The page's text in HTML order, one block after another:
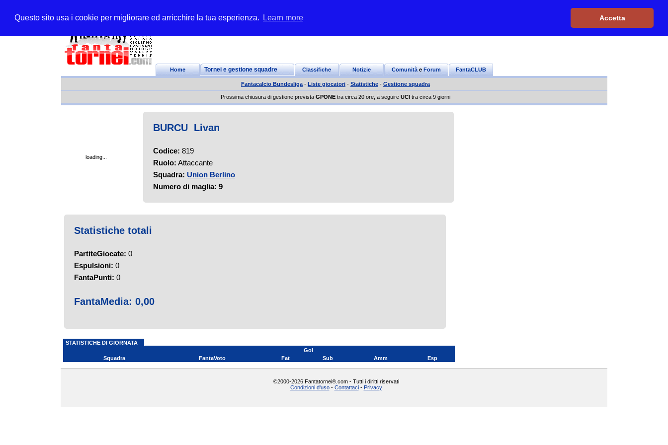
Questo sito usa i cookie per migliorare ed arricchire la tua esperienza. Learn more Accetta
Contattaci|Login|
Home Tornei e gestione squadre Classifiche Notizie Comunitàe Forum FantaCLUB
Fantacalcio Bundesliga - Liste giocatori - Statistiche - Gestione squadra
Prossima chiusura di gestione prevista GPONE tra circa 20 ore, a seguire UCI tra circa 9 giorni
loading...
BURCU Livan
Codice: 819
Ruolo: Attaccante
Squadra: Union Berlino
Numero di maglia: 9
Statistiche totali
PartiteGiocate: 0
Espulsioni: 0
FantaPunti: 0
FantaMedia: 0,00
STATISTICHE DI GIORNATA
Gol
Squadra
FantaVoto Fat Sub Amm Esp
©2000-2026 Fantatornei®.com - Tutti i diritti riservati
Condizioni d'uso- Contattaci- Privacy